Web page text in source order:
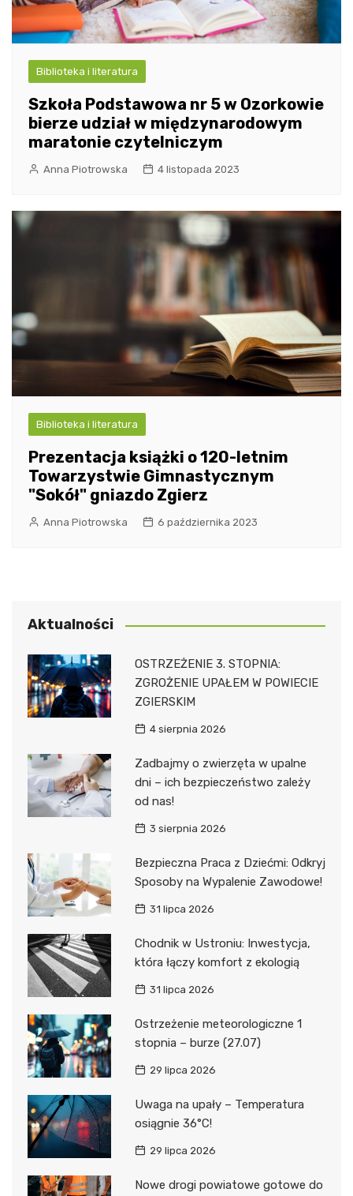
Biblioteka i literatura
Szkoła Podstawowa nr 5 w Ozorkowie
bierze udział w międzynarodowym
maratonie czytelniczym
Anna Piotrowska 4 listopada 2023
Biblioteka i literatura
Prezentacja książki o 120-letnim
Towarzystwie Gimnastycznym
"Sokół" gniazdo Zgierz
Anna Piotrowska 6 października 2023
Aktualności
OSTRZEŻENIE 3. STOPNIA:
ZGROŻENIE UPAŁEM W POWIECIE
ZGIERSKIM
4 sierpnia 2026
Zadbajmy o zwierzęta w upalne
dni – ich bezpieczeństwo zależy
od nas!
3 sierpnia 2026
Bezpieczna Praca z Dziećmi: Odkryj
Sposoby na Wypalenie Zawodowe!
31 lipca 2026
Chodnik w Ustroniu: Inwestycja,
która łączy komfort z ekologią
31 lipca 2026
Ostrzeżenie meteorologiczne 1
stopnia – burze (27.07)
29 lipca 2026
Uwaga na upały – Temperatura
osiągnie 36°C!
29 lipca 2026
Nowe drogi powiatowe gotowe do